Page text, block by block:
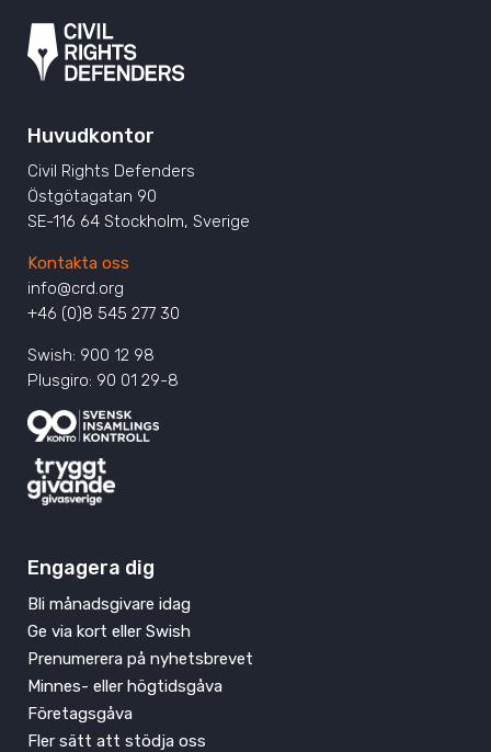
Huvudkontor
Civil Rights Defenders
Östgötagatan 90
SE-116 64 Stockholm, Sverige
Kontakta oss
info@crd.org
+46 (0)8 545 277 30
Swish: 900 12 98
Plusgiro: 90 01 29-8
Engagera dig
Bli månadsgivare idag
Ge via kort eller Swish
Prenumerera på nyhetsbrevet
Minnes- eller högtidsgåva
Företagsgåva
Fler sätt att stödja oss